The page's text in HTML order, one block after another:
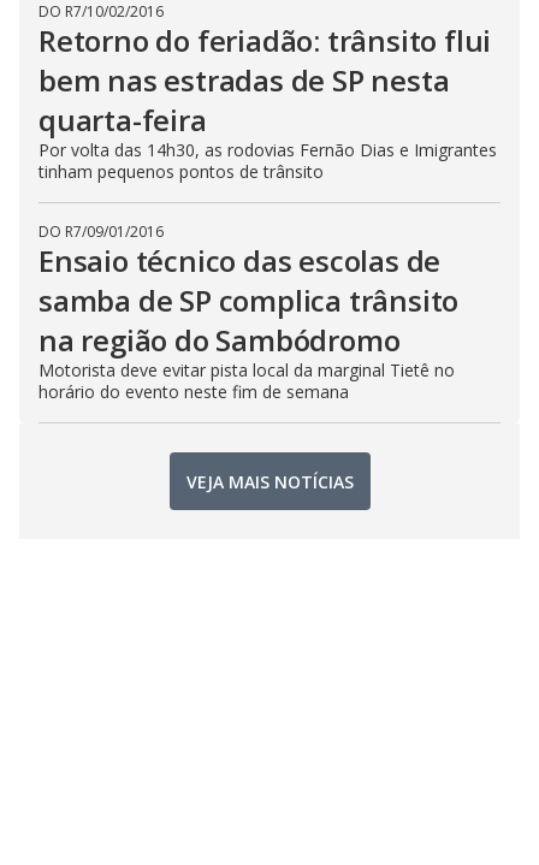
DO R7/10/02/2016
Retorno do feriadão: trânsito flui
bem nas estradas de SP nesta
quarta-feira
Por volta das 14h30, as rodovias Fernão Dias e Imigrantes
tinham pequenos pontos de trânsito
DO R7/09/01/2016
Ensaio técnico das escolas de
samba de SP complica trânsito
na região do Sambódromo
Motorista deve evitar pista local da marginal Tietê no
horário do evento neste fim de semana
VEJA MAIS NOTÍCIAS